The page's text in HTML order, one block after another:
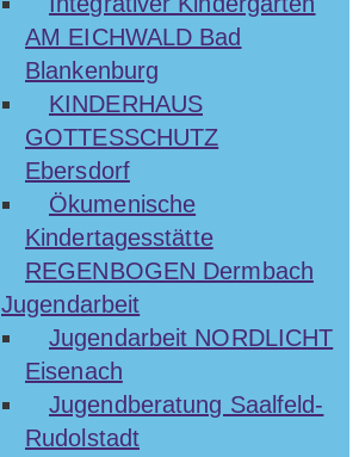
AM EICHWALD Bad
Blankenburg
KINDERHAUS
GOTTESSCHUTZ
Ebersdorf
Ökumenische
Kindertagesstätte
REGENBOGEN Dermbach
Jugendarbeit
Jugendarbeit NORDLICHT
Eisenach
Jugendberatung Saalfeld-
Rudolstadt